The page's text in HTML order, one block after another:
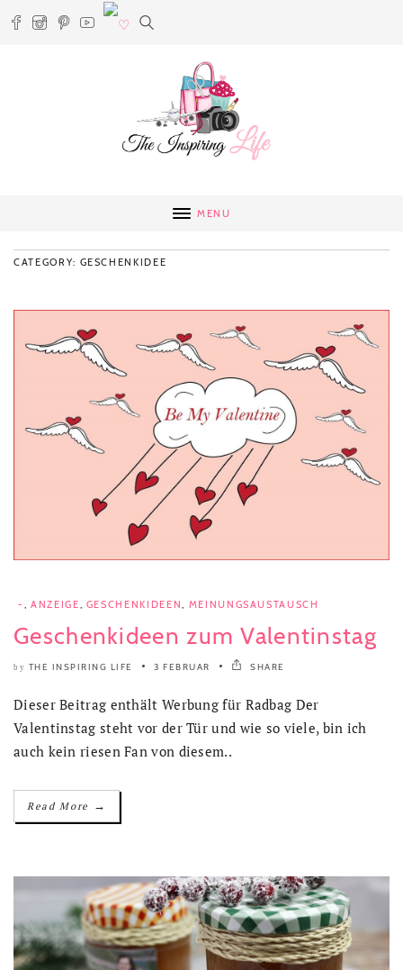
MENU
CATEGORY: GESCHENKIDEE
- , ANZEIGE, GESCHENKIDEEN, MEINUNGSAUSTAUSCH
Geschenkideen zum Valentinstag
by THE INSPIRING LIFE 3 FEBRUAR SHARE
Dieser Beitrag enthält Werbung für Radbag Der
Valentinstag steht vor der Tür und wie so viele, bin ich
auch kein riesen Fan von diesem..
Read More →